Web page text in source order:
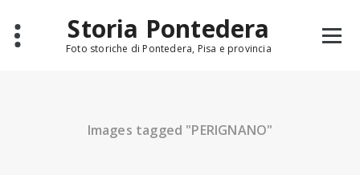
content
Storia Pontedera
Foto storiche di Pontedera, Pisa e provincia
Images tagged "PERIGNANO"